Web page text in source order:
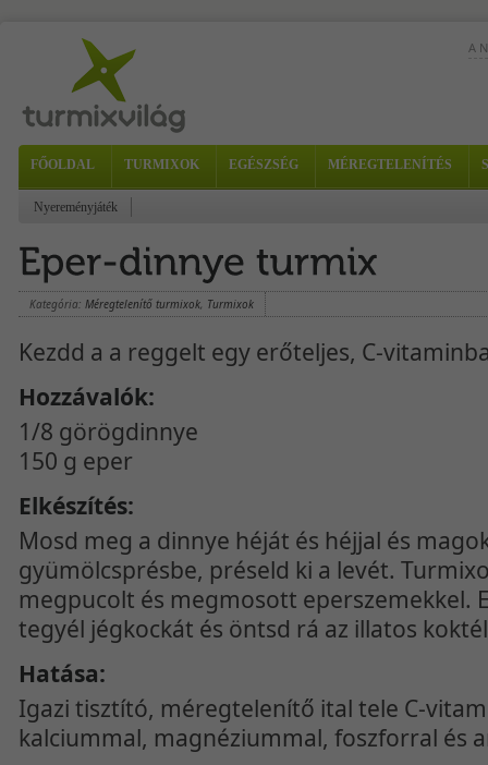
A
FŐOLDAL TURMIXOK EGÉSZSÉG MÉREGTELENÍTÉS
Nyereményjáték
Kategória: Méregtelenítő turmixok, Turmixok
Kezdd a a reggelt egy erőteljes, C-
Hozzávalók:
1/8 görögdinnye
150 g eper
Elkészítés:
Mosd meg a dinnye héját és héjjal és
gyümölcsprésbe, préseld ki a levét.
megpucolt és megmosott eperszemekkel.
tegyél jégkockát és öntsd rá az illatos
Hatása:
Igazi tisztító, méregtelenítő ital tele C-
kalciummal, magnéziummal, foszforral és